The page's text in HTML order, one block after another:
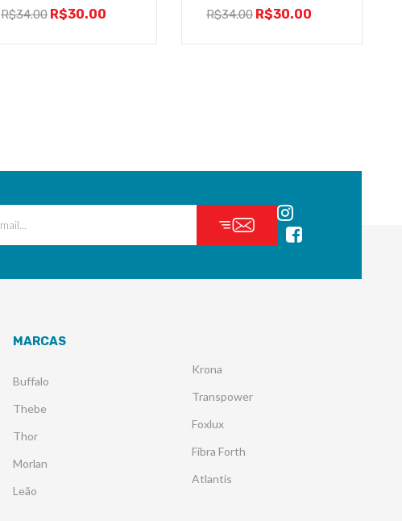
R$34.00 R$30.00
R$34.00 R$30.00
MARCAS
Buffalo
Thebe
Thor
Morlan
Leão
Krona
Transpower
Foxlux
Fibra Forth
Atlantis